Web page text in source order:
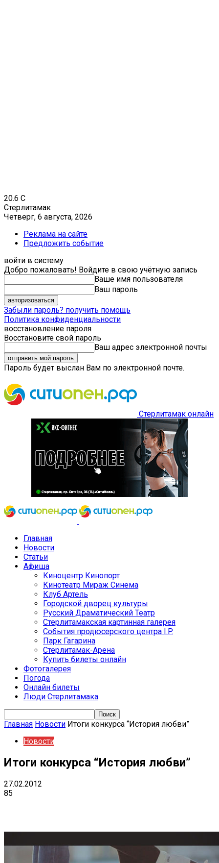
20.6 C
Стерлитамак
Четверг, 6 августа, 2026
Реклама на сайте
Предложить событие
войти в систему
Добро пожаловать! Войдите в свою учётную запись
Ваше имя пользователя
Ваш пароль
Забыли пароль? получить помощь
Политика конфиденциальности
восстановление пароля
Восстановите свой пароль
Ваш адрес электронной почты
Пароль будет выслан Вам по электронной почте.
Стерлитамак онлайн
Главная
Новости
Статьи
Афиша
Киноцентр Кинопорт
Кинотеатр Мираж Синема
Клуб Артель
Городской дворец культуры
Русский Драматический Театр
Стерлитамакская картинная галерея
События продюсерского центра I.P.
Парк Гагарина
Стерлитамак-Арена
Купить билеты онлайн
Фотогалерея
Погода
Онлайн билеты
Люди Стерлитамака
Главная Новости Итоги конкурса “История любви”
Новости
Итоги конкурса “История любви”
27.02.2012
85